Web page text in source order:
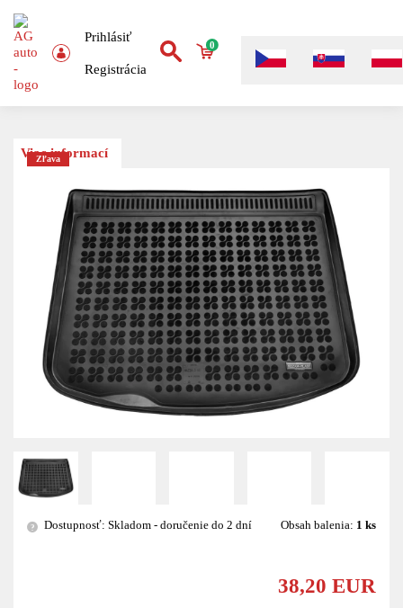
Prihlásiť
Registrácia
0
Viac informací
Zľava
? Dostupnosť: Skladom - doručenie do 2 dní Obsah balenia: 1 ks
38,20 EUR